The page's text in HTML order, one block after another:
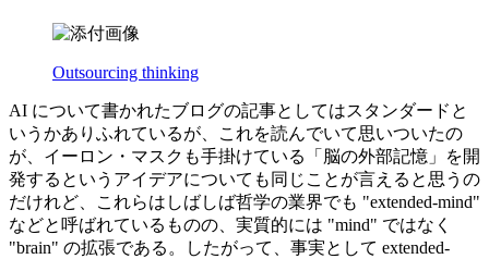
Outsourcing thinking
AI について書かれたブログの記事としてはスタンダードと
いうかありふれているが、これを読んでいて思いついたの
が、イーロン・マスクも手掛けている「脳の外部記憶」を開
発するというアイデアについても同じことが言えると思うの
だけれど、これらはしばしば哲学の業界でも "extended-mind"
などと呼ばれているものの、実質的には "mind" ではなく
"brain" の拡張である。したがって、事実として extended-